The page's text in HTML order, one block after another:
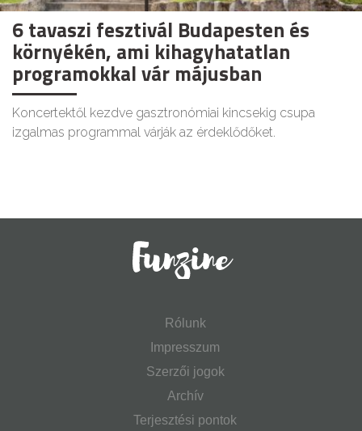
6 tavaszi fesztivál Budapesten és
környékén, ami kihagyhatatlan
programokkal vár májusban
Koncertektől kezdve gasztronómiai kincsekig csupa
izgalmas programmal várják az érdeklődőket.
Rólunk
Impresszum
Szerzői jogok
Archív
Terjesztési pontok